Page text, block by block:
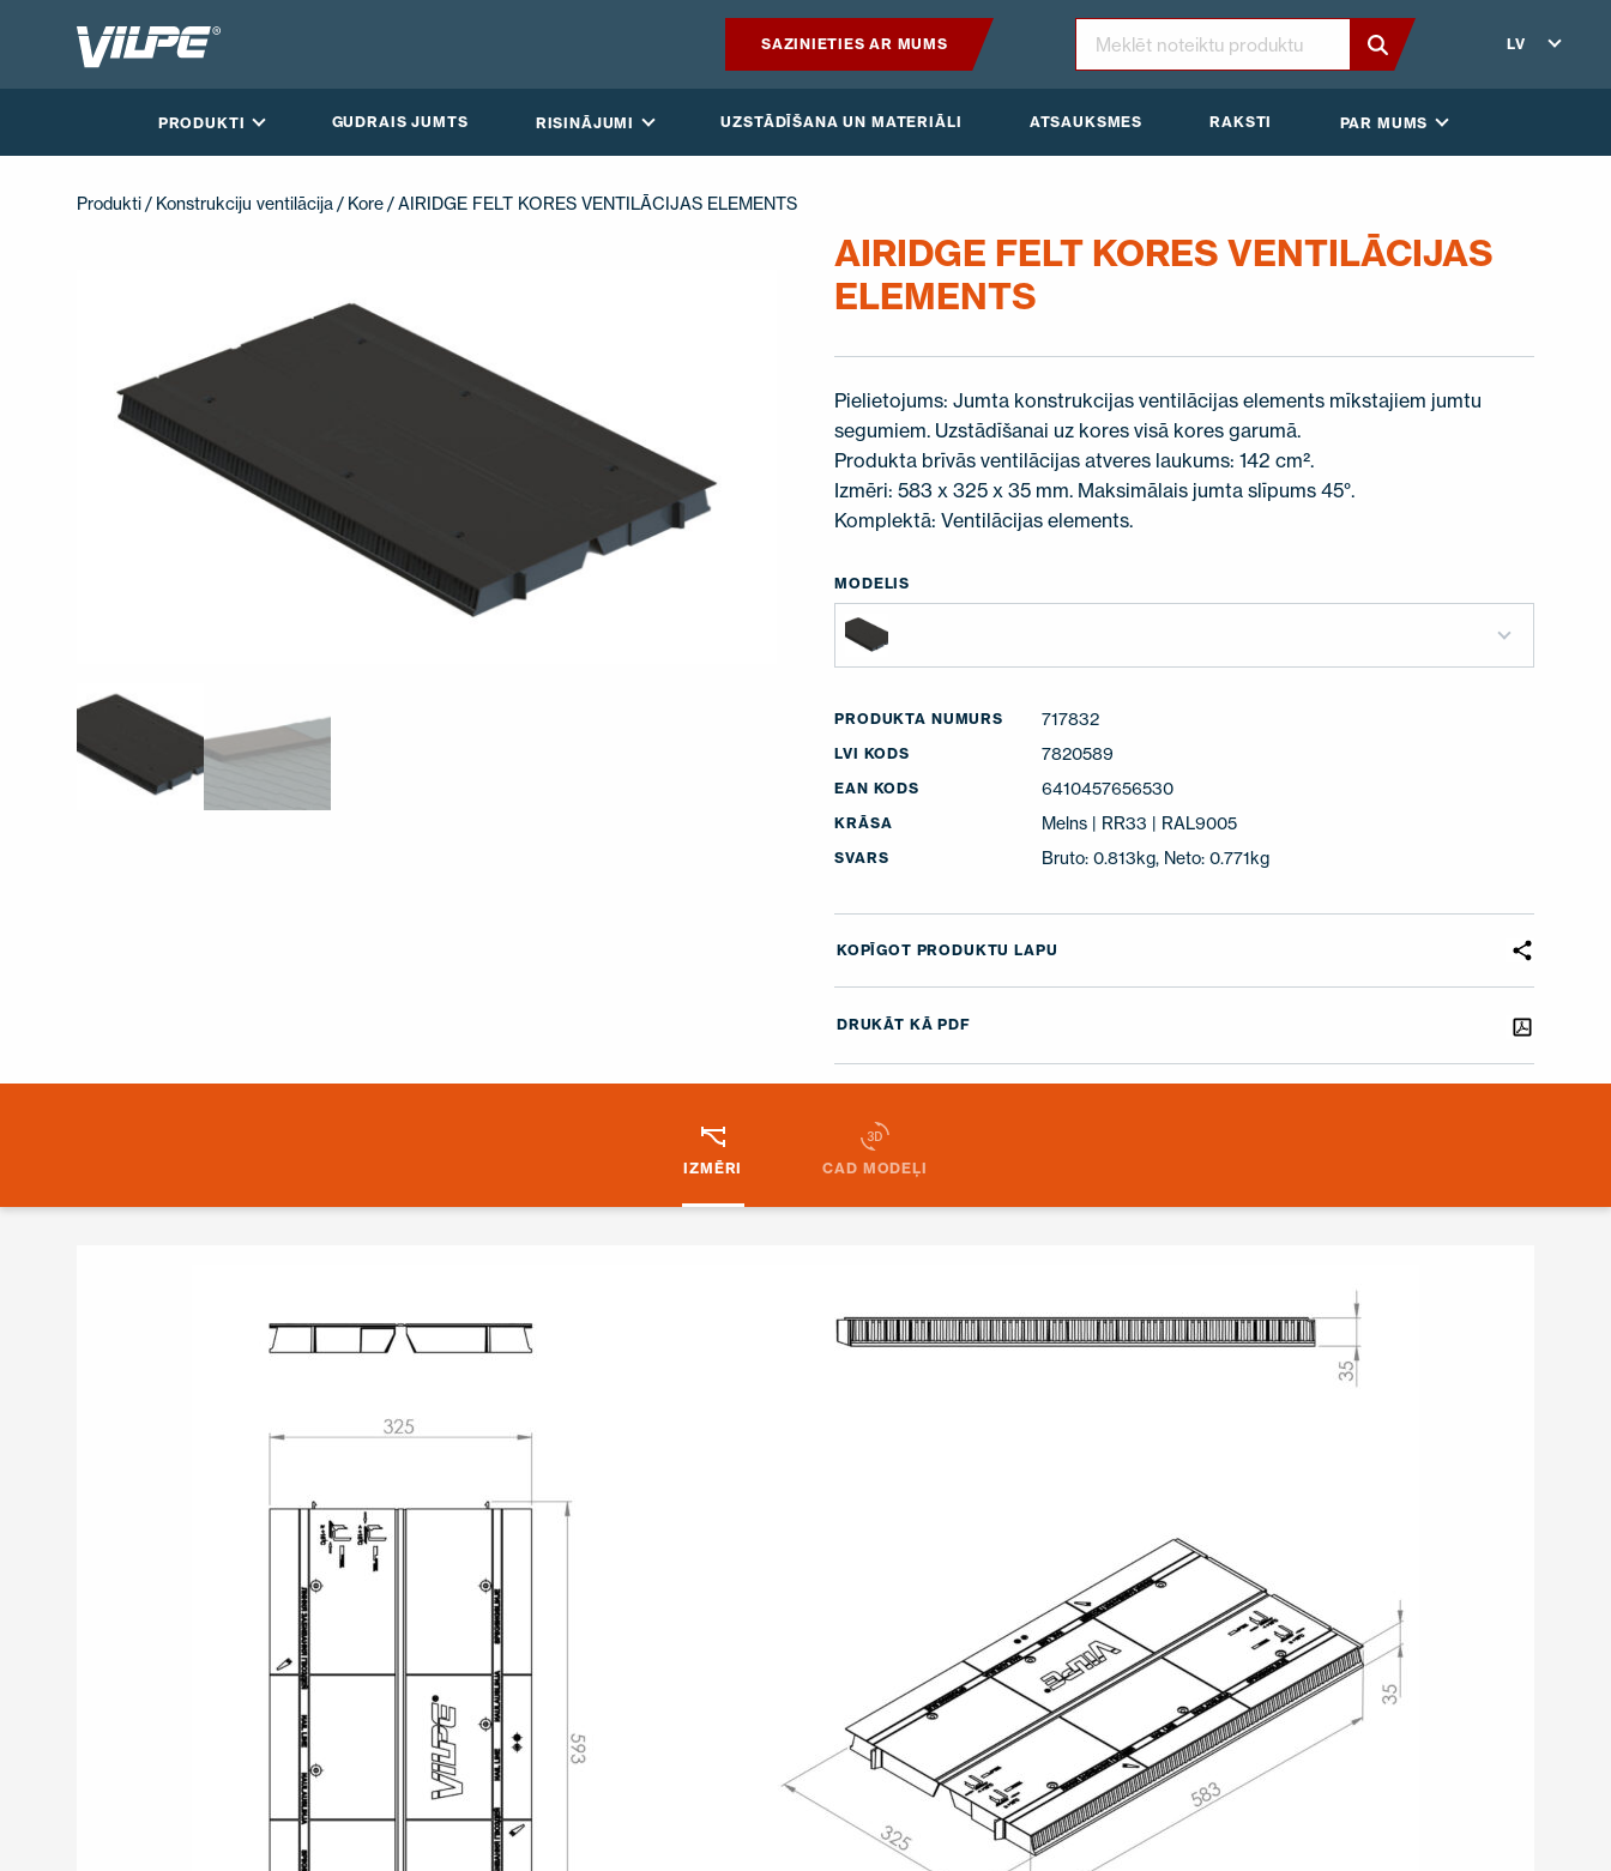
SAZINIETIES AR MUMS LV
PRODUKTI GUDRAIS JUMTS RISINĀJUMI UZSTĀDĪŠANA UN MATERIĀLI ATSAUKSMES RAKSTI PAR MUMS
UZSTĀDĪŠANA UN MATERIĀLI
ATSAUKSMES
PAR MUMS
ET UK RU
Produkti / Konstrukciju ventilācija / Kore / AIRIDGE FELT KORES VENTILĀCIJAS ELEMENTS
AIRIDGE FELT KORES VENTILĀCIJAS
ELEMENTS
Pielietojums: Jumta konstrukcijas ventilācijas elements mīkstajiem jumtu
segumiem. Uzstādīšanai uz kores visā kores garumā.
Produkta brīvās ventilācijas atveres laukums: 142 cm².
Izmēri: 583 x 325 x 35 mm. Maksimālais jumta slīpums 45°.
Komplektā: Ventilācijas elements.
MODELIS
PRODUKTA NUMURS 717832
LVI KODS 7820589
EAN KODS 6410457656530
KRĀSA Melns | RR33 | RAL9005
SVARS Bruto: 0.813kg, Neto: 0.771kg
KOPĪGOT PRODUKTU LAPU
DRUKĀT KĀ PDF
IZMĒRI CAD MODEĻI